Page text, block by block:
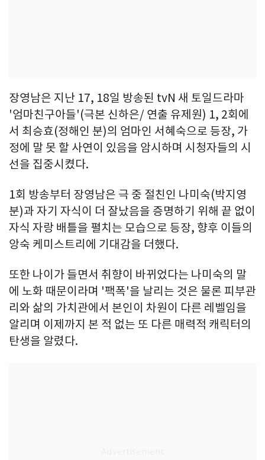
장영남은 지난 17, 18일 방송된 tvN 새 토일드라마
'엄마친구아들'(극본 신하은/ 연출 유제원) 1, 2회에
서 최승효(정해인 분)의 엄마인 서혜숙으로 등장, 가
정에 말 못 할 사연이 있음을 암시하며 시청자들의 시
선을 집중시켰다.
1회 방송부터 장영남은 극 중 절친인 나미숙(박지영
분)과 자기 자식이 더 잘났음을 증명하기 위해 끝 없이
자식 자랑 배틀을 펼치는 모습으로 등장, 향후 이들의
앙숙 케미스트리에 기대감을 더했다.
또한 나이가 들면서 취향이 바뀌었다는 나미숙의 말
에 노화 때문이라며 '팩폭'을 날리는 것은 물론 피부관
리와 삶의 가치관에서 본인이 차원이 다른 레벨임을
알리며 이제까지 본 적 없는 또 다른 매력적 캐릭터의
탄생을 알렸다.